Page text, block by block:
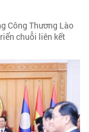
Công Thương Lào
chuỗi liên kết